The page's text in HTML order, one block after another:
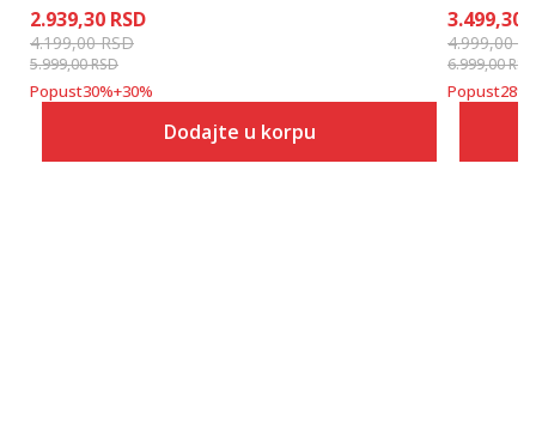
2.939,30 RSD
4.199,00RSD
5.999,00RSD
Popust30%+30%
Dodajte u korpu
3.499,30
4.999,00
6.999,00RSD
Popust28%